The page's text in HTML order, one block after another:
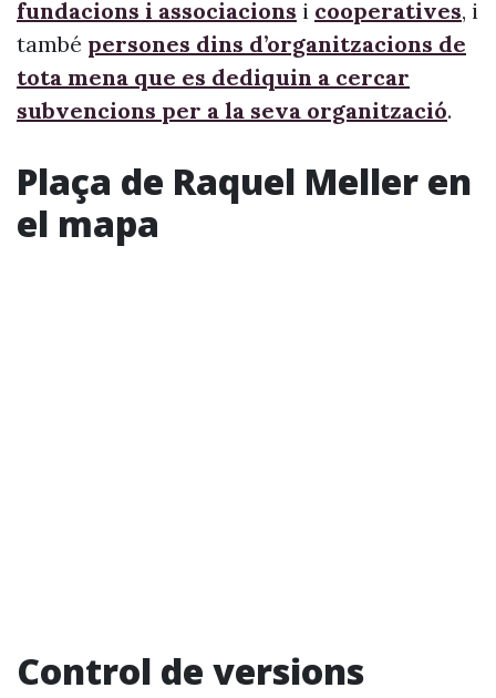
fundacions i associacions i cooperatives, i
també persones dins d’organitzacions de
tota mena que es dediquin a cercar
subvencions per a la seva organització.
Plaça de Raquel Meller en
el mapa
Control de versions